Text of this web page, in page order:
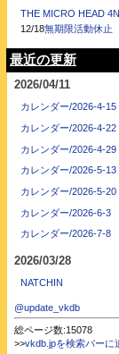
THE MICRO HEAD
12/18無期限活動休止
最近の更新
2026/04/11
カレンダー/2026-4-15
カレンダー/2026-4-22
カレンダー/2026-4-29
カレンダー/2026-5-13
カレンダー/2026-5-20
カレンダー/2026-6-3
カレンダー/2026-7-8
2026/03/28
NATCHIN
@update_vkdb
総ページ数:15078
>>vkdb.jpを検索バーに